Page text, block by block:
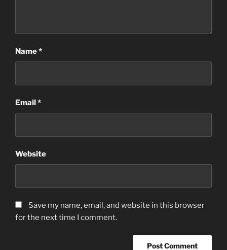
Name*
Email *
Website
Save my name,email ,and website in this browser
for the next time I comment.